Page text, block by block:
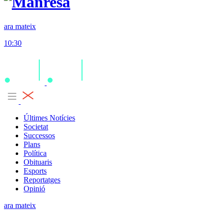
ara mateix
10:30
Últimes Notícies
Societat
Successos
Plans
Política
Obituaris
Esports
Reportatges
Opinió
ara mateix